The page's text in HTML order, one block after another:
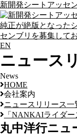
新開発シートアッセ
純正が絶版となった
センブリを募集して
EN
ニュース
News
HOME
会社案内
ニュースリリース一
「NANKAIライダ
丸中洋行ニュ